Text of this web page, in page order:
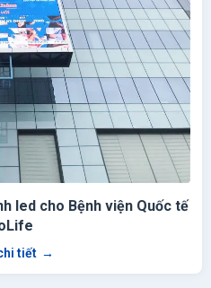
led cho Bệnh viện Quốc tế
tiết →